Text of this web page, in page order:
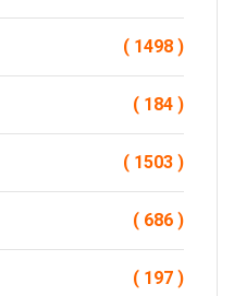
( 1498 )
( 184 )
( 1503 )
( 686 )
( 197 )